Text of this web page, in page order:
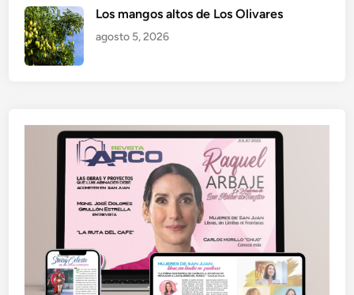
Los mangos altos de Los Olivares
agosto 5, 2026